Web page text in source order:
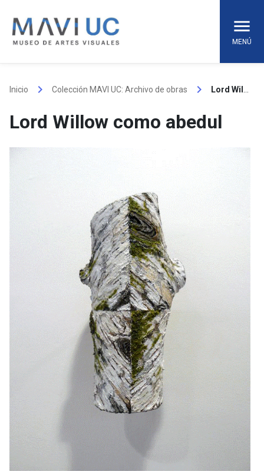
content
MENÚ
Inicio keyboard_arrow_right Colección MAVI UC: Archivo de obras keyboard_arrow_right
Lord Willow como abedul